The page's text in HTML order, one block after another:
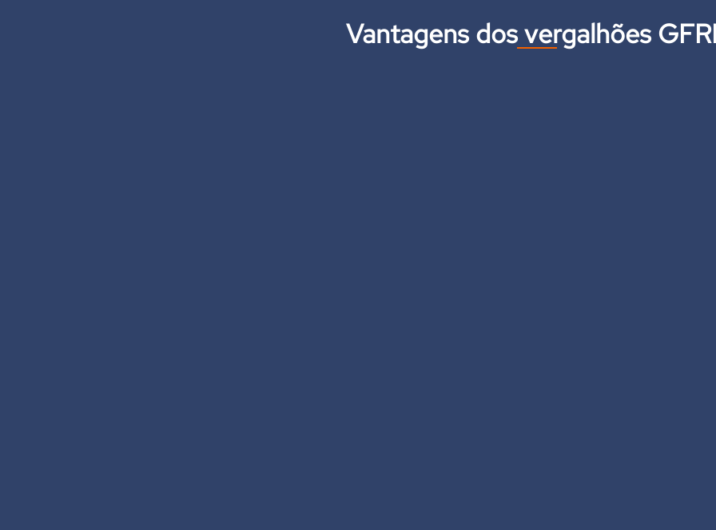
Vantagens dos vergalhões